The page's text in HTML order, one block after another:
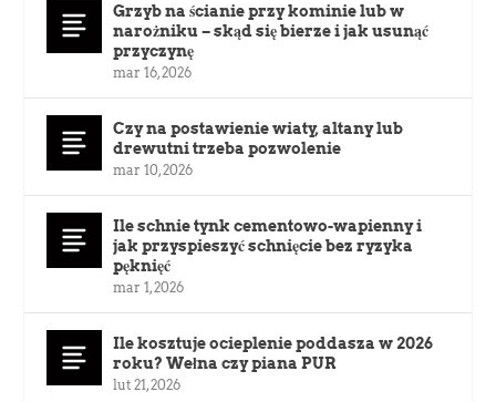
Grzyb na ścianie przy kominie lub w
narożniku – skąd się bierze i jak usunąć
przyczynę
mar 16, 2026
Czy na postawienie wiaty, altany lub
drewutni trzeba pozwolenie
mar 10, 2026
Ile schnie tynk cementowo-wapienny i
jak przyspieszyć schnięcie bez ryzyka
pęknięć
mar 1, 2026
Ile kosztuje ocieplenie poddasza w 2026
roku? Wełna czy piana PUR
lut 21, 2026